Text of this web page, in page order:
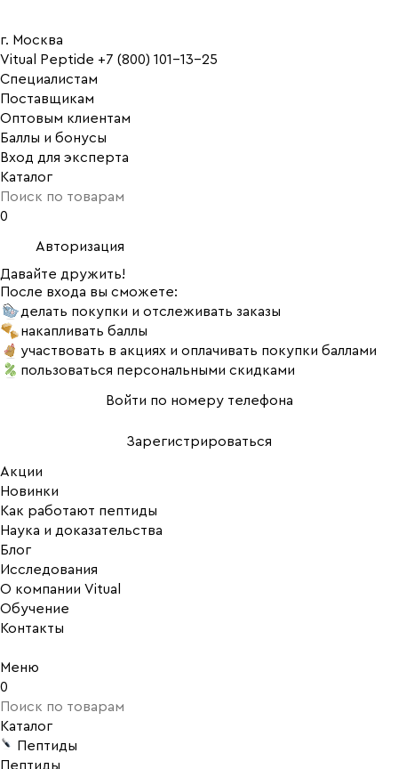
г. Москва
Vitual Peptide +7 (800) 101-13-25
Специалистам
Поставщикам
Оптовым клиентам
Баллы и бонусы
Вход для эксперта
Каталог
0
Авторизация
Давайте дружить!
После входа вы сможете:
делать покупки и отслеживать заказы
накапливать баллы
участвовать в акциях и оплачивать покупки баллами
пользоваться персональными скидками
Войти по номеру телефона
Зарегистрироваться
Акции
Новинки
Как работают пептиды
Наука и доказательства
Блог
Исследования
О компании Vitual
Обучение
Контакты
Меню
0
Каталог
Пептиды
Пептиды